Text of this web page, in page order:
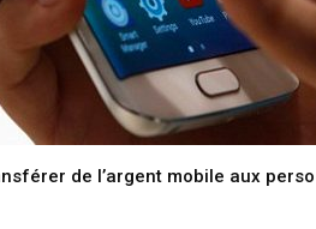
de l’argent mobile aux